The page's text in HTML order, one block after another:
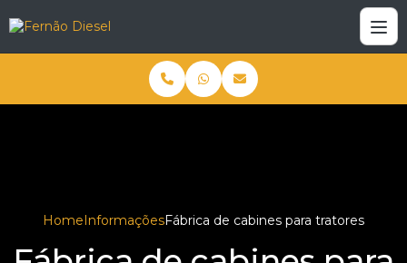
HomeInformaçõesFábrica de cabines para tratores